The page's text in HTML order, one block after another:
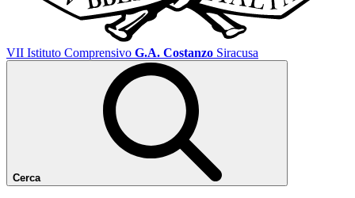
VII Istituto Comprensivo G.A. Costanzo Siracusa
Cerca